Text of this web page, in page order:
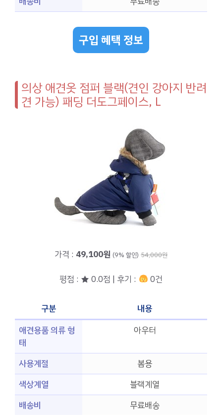
구입 혜택 정보
의상 애견옷 점퍼 블랙(견인 강아지 반려
견 가능) 패딩 더도그페이스, L
가격 : 49,100원 (9% 할인) 54,000원
평점 : ★ 0.0점 | 후기 : 0건
구분
내용
애견용품 의류 형
태
아우터
사용계절
봄용
색상계열
블랙계열
배송비
무료배송